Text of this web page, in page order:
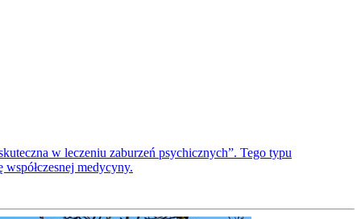
w leczeniu zaburzeń psychicznych”. Tego typu
medycyny.